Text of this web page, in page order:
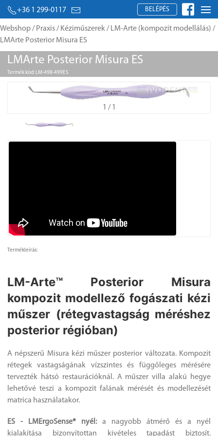
+36 1 299-0117 BELÉPÉS
Webshop/ Praxis/ Kéziműszerek/ LM-Arte (kompozit modellálás) /
LMArte Posterior Misura ES
LMArte Posterior Misura ES
Termék kód: LM-498-499ES
1 / 1
Termékleírás:
LM-Arte™ Posterior Misura
kompozit modellező fogászati kézi
műszer (rétegvastagság méréshez
posterior régióban)
A népszerű Misura kézi műszer posterior változata. Kompozit
rétegek vastagságának vízszintes és függőleges mérésére
tervezték hátsó restaurációknál. A műszer villa alakú hegye
lehetővé teszi a kompozit falának mérését és modellezését
matrica használatakor.
ES - LMErgoSense® nyél:a nagyobb átmérő és a nyél
kialakítása bizonyítottan kivételes tapadást biztosít.